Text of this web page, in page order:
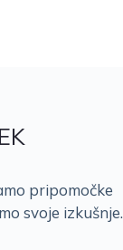
pripomočke
svoje izkušnje.